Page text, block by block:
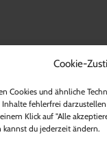
Cookie-
Cookies und ähnliche
fehlerfrei
Klick auf "Alle
kannst du jederzeit ändern.
Lieferzeiten für andere
die Versandkosten
bekommen.